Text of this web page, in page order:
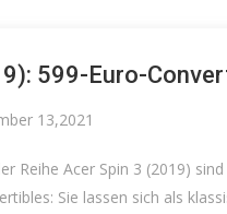
599-Euro-
13,2021
Reihe Acer Spin 3 (2019)
Sie lassen sich als